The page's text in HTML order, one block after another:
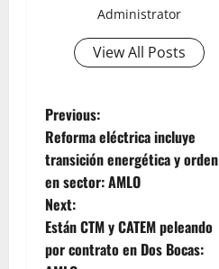
Administrator
View All Posts
P
o
s
t
Previous:
Reforma eléctrica incluye
transición energética y orden
en sector: AMLO
Next:
Están CTM y CATEM peleando
por contrato en Dos Bocas: